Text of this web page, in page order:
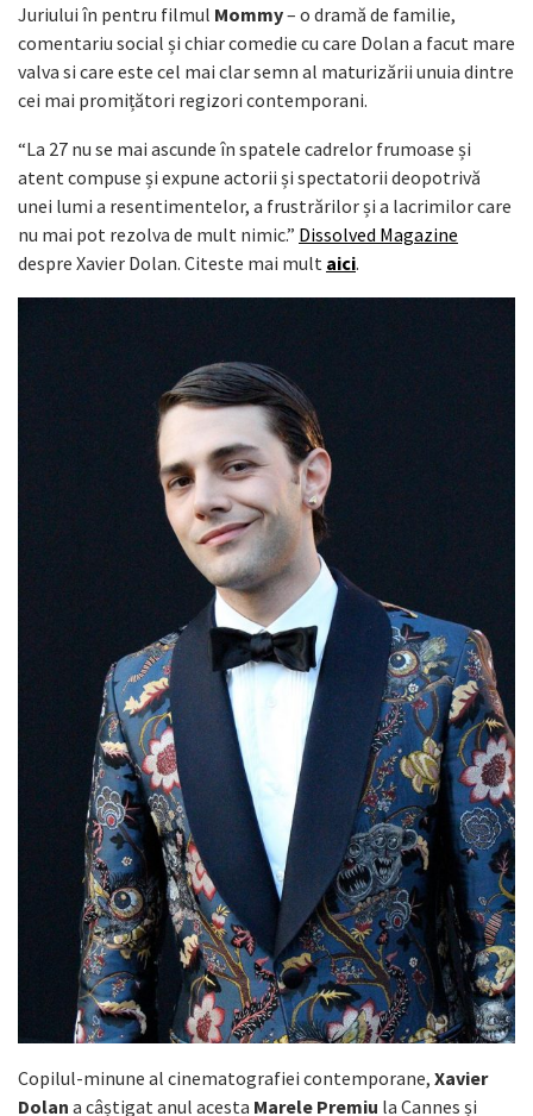
Juriului în pentru filmul Mommy– o dramă de familie,
comentariu social și chiar comedie cu care Dolan a facut mare
valva si care este cel mai clar semn al maturizării unuia dintre
cei mai promițători regizori contemporani.
“La 27 nu se mai ascunde în spatele cadrelor frumoase și
atent compuse și expune actorii și spectatorii deopotrivă
unei lumi a resentimentelor, a frustrărilor și a lacrimilor care
nu mai pot rezolva de mult nimic.” Dissolved Magazine
despre Xavier Dolan. Citeste mai mult aici.
Copilul-minune al cinematografiei contemporane, Xavier
Dolan a câștigat anul acesta Marele Premiu la Cannes și